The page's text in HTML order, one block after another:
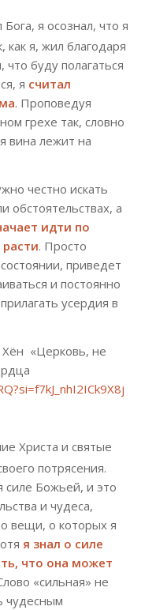
я осознал, что я
как я, жил благодаря
буду полагаться
я считал
. Проповедуя
грехе так, словно
вина лежит на
честно искать
обстоятельствах, а
идти по
. Просто
приведет
и постоянно
усердия в
«Церковь, не
Христа и святые
потрясения.
силе Божьей, и это
и чудеса,
вещи, о которых я
я знал о силе
что она может
«сильная» не
чудесным